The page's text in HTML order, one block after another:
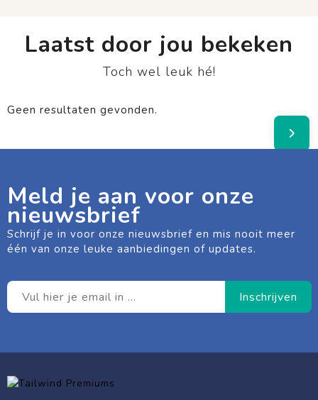
Laatst door jou bekeken
Toch wel leuk hé!
Geen resultaten gevonden.
Meld je aan voor onze
nieuwsbrief
Schrijf je in voor onze nieuwsbrief en mis nooit meer
één van onze leuke aanbiedingen of updates.